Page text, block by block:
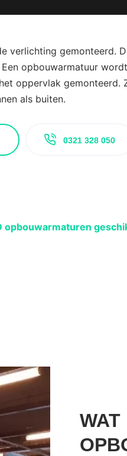
verlichting gemonteerd.
opbouwarmatuur
oppervlak gemonteerd.
als buiten.
0321 328 050
opbouwarmaturen
WAT